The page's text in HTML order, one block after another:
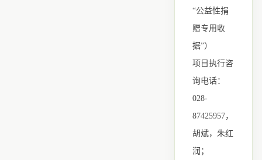
“公益性捐
赠专用收
据”）
项目执行咨
询电话：
028-
87425957，
胡斌，朱红
润；